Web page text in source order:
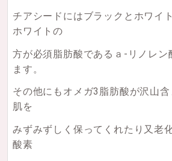
チアシードにはブラックとホワイ
ホワイトの
方が必須脂肪酸であるａ-リノレン
ます。
その他にもオメガ3脂肪酸が沢山
肌を
みずみずしく保ってくれたり又老
酸素